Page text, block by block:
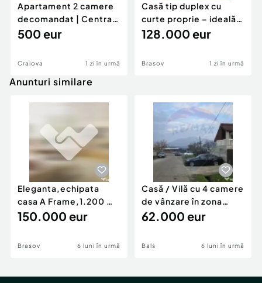
Apartament 2 camere
decomandat | Centrală
proprie | 60 mp |
500 eur
Craiova 1 zi în urmă
Casă tip duplex cu
curte proprie – ideală
pentru renovar
128.000 eur
Brasov 1 zi în urmă
Anunturi similare
Eleganta,echipata
casa A Frame,1.200 mp
teren,deschidere Pia
150.000 eur
Brasov 6 luni în urmă
Casă / Vilă cu 4 camere
de vânzare în zona
Periferie
62.000 eur
Bals 6 luni în urmă